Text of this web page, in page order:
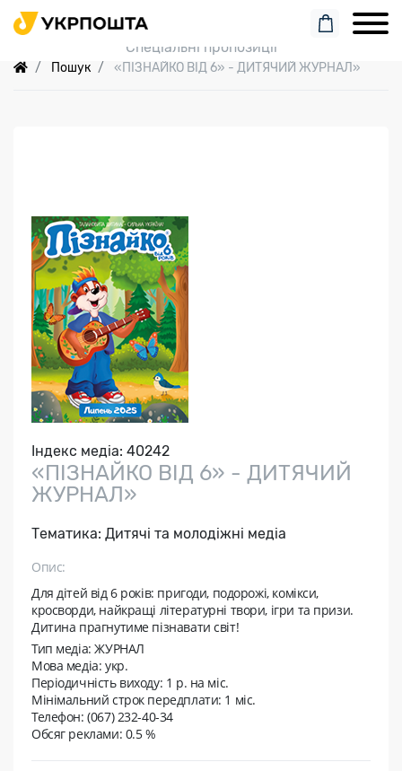
Пошук замовлення
Спеціальні пропозиції
Пошук «ПІЗНАЙКО ВІД 6» - ДИТЯЧИЙ ЖУРНАЛ»
Індекс медіа: 40242
«ПІЗНАЙКО ВІД 6» - ДИТЯЧИЙ
ЖУРНАЛ»
Тематика: Дитячі та молодіжні медіа
Опис:
Для дітей від 6 років: пригоди, подорожі, комікси,
кросворди, найкращі літературні твори, ігри та призи.
Дитина прагнутиме пізнавати світ!
Тип медіа: ЖУРНАЛ
Мова медіа: укр.
Періодичність виходу: 1 р. на мic.
Мінімальний строк передплати: 1 міс.
Телефон: (067) 232-40-34
Обсяг реклами: 0.5 %